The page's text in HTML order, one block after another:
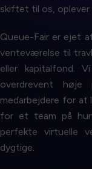
skiftet til os,
Queue-Fair er ejet
venteværelse til
eller kapitalfond.
overdrevent
medarbejdere for at
for et team på
perfekte virtuelle
dygtige.